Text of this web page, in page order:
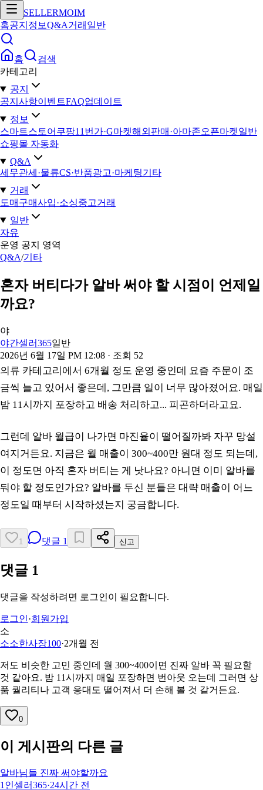
SELLERMOIM
홈공지 정보Q&A거래 일반
홈
검색
카테고리
공지
공지사항이벤트FAQ업데이트
정보
스마트스토어 쿠팡11번가·G마켓해외판매·아마존오픈마켓일반
쇼핑몰 자동화
Q&A
세무관세·물류CS·반품광고·마케팅기타
거래
도매구매사입·소싱중고거래
일반
자유
운영 공지 영역
Q&A/기타
혼자 버티다가 알바 써야 할 시점이 언제일
까요?
야
야간셀러365일반
2026년 6월 17일 PM 12:08 · 조회 52
의류 카테고리에서 6개월 정도 운영 중인데 요즘 주문이 조
금씩 늘고 있어서 좋은데, 그만큼 일이 너무 많아졌어요. 매일
밤 11시까지 포장하고 배송 처리하고... 피곤하더라고요.
그런데 알바 월급이 나가면 마진율이 떨어질까봐 자꾸 망설
여지거든요. 지금은 월 매출이 300~400만 원대 정도 되는데,
이 정도면 아직 혼자 버티는 게 낫나요? 아니면 이미 알바를
둬야 할 정도인가요? 알바를 두신 분들은 대략 매출이 어느
정도일 때부터 시작하셨는지 궁금합니다.
1 댓글 1 신고
댓글 1
댓글을 작성하려면 로그인이 필요합니다.
로그인·회원가입
소
소소한사장100·2개월 전
저도 비슷한 고민 중인데 월 300~400이면 진짜 알바 꼭 필요할
것 같아요. 밤 11시까지 매일 포장하면 번아웃 오는데 그러면 상
품 퀄리티나 고객 응대도 떨어져서 더 손해 볼 것 같거든요.
0
이 게시판의 다른 글
알바님들 진짜 써야할까요
1인셀러365·24시간 전